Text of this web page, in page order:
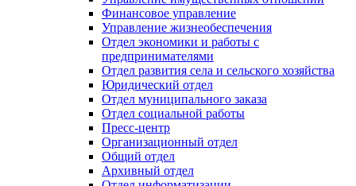
Финансовое управление
Управление жизнеобеспечения
Отдел экономики и работы с
предпринимателями
Отдел развития села и сельского хозяйства
Юридический отдел
Отдел муниципального заказа
Отдел социальной работы
Пресс-центр
Организационный отдел
Общий отдел
Архивный отдел